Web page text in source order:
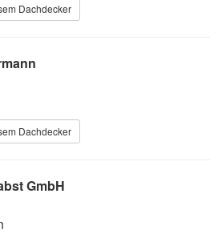
Dachdecker
Dachdecker
GmbH